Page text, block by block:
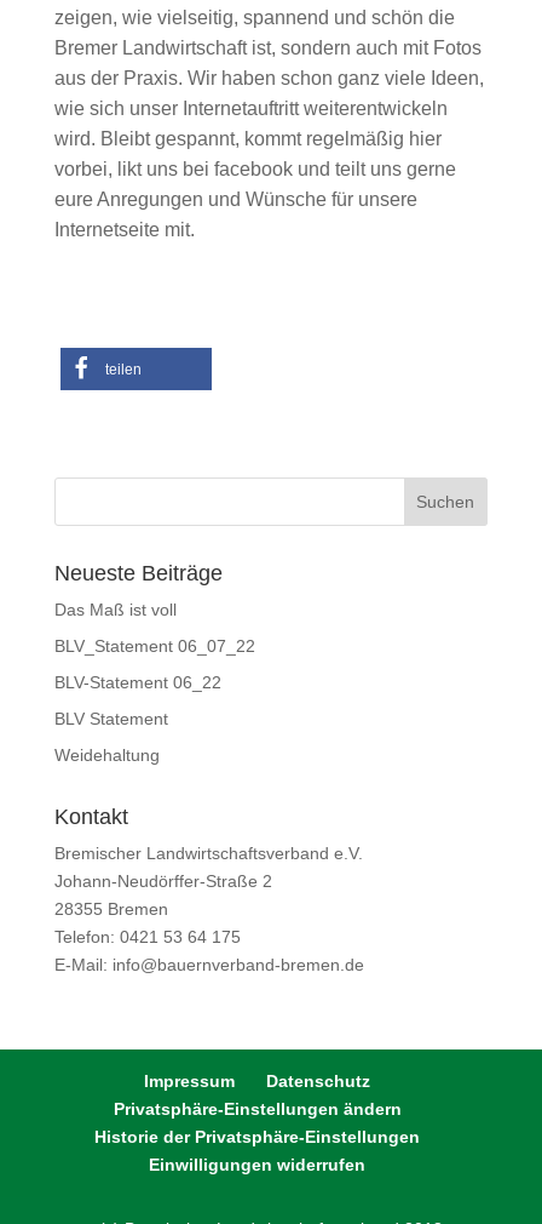
zeigen, wie vielseitig, spannend und schön die
Bremer Landwirtschaft ist, sondern auch mit Fotos
aus der Praxis. Wir haben schon ganz viele Ideen,
wie sich unser Internetauftritt weiterentwickeln
wird. Bleibt gespannt, kommt regelmäßig hier
vorbei, likt uns bei facebook und teilt uns gerne
eure Anregungen und Wünsche für unsere
Internetseite mit.
teilen
Neueste Beiträge
Das Maß ist voll
BLV_Statement 06_07_22
BLV-Statement 06_22
BLV Statement
Weidehaltung
Kontakt
Bremischer Landwirtschaftsverband e.V.
Johann-Neudörffer-Straße 2
28355 Bremen
Telefon: 0421 53 64 175
E-Mail: info@bauernverband-bremen.de
Impressum
Datenschutz
Privatsphäre-Einstellungen ändern
Historie der Privatsphäre-Einstellungen
Einwilligungen widerrufen